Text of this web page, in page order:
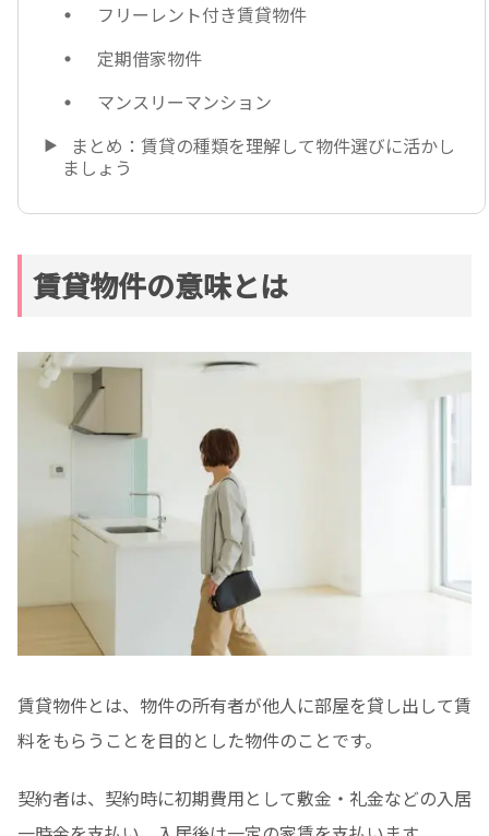
フリーレント付き賃貸物件
定期借家物件
マンスリーマンション
まとめ：賃貸の種類を理解して物件選びに活かし
ましょう
賃貸物件の意味とは
賃貸物件とは、物件の所有者が他人に部屋を貸し出して賃
料をもらうことを目的とした物件のことです。
契約者は、契約時に初期費用として敷金・礼金などの入居